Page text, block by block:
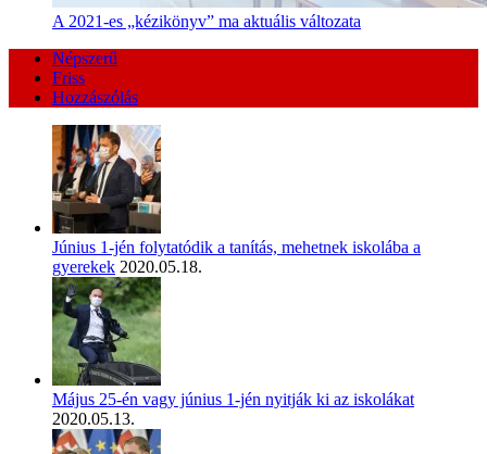
A 2021-es „kézikönyv” ma aktuális változata
Népszerű
Friss
Hozzászólás
Június 1-jén folytatódik a tanítás, mehetnek iskolába a
gyerekek 2020.05.18.
Május 25-én vagy június 1-jén nyitják ki az iskolákat
2020.05.13.